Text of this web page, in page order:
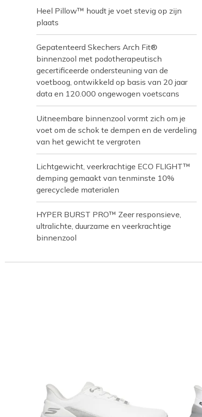
Heel Pillow™ houdt je voet stevig op zijn
plaats
Gepatenteerd Skechers Arch Fit®
binnenzool met podotherapeutisch
gecertificeerde ondersteuning van de
voetboog, ontwikkeld op basis van 20 jaar
data en 120.000 ongewogen voetscans
Uitneembare binnenzool vormt zich om je
voet om de schok te dempen en de verdeling
van het gewicht te vergroten
Lichtgewicht, veerkrachtige ECO FLIGHT™
demping gemaakt van tenminste 10%
gerecyclede materialen
HYPER BURST PRO™ Zeer responsieve,
ultralichte, duurzame en veerkrachtige
binnenzool